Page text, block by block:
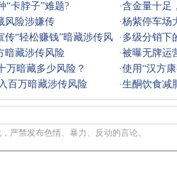
“卡脖子”难题? ·含金量十足
子”难题？
风险涉嫌传 ·杨紫停车场
传“轻松赚钱”暗藏涉传风 · 多级分销下
暗藏涉传风险 ·被曝无牌运
万暗藏多少风险？ ·使用“汉方
百万暗藏涉传风险 ·生酮饮食减
严禁发布色情、暴力、反动的言论。